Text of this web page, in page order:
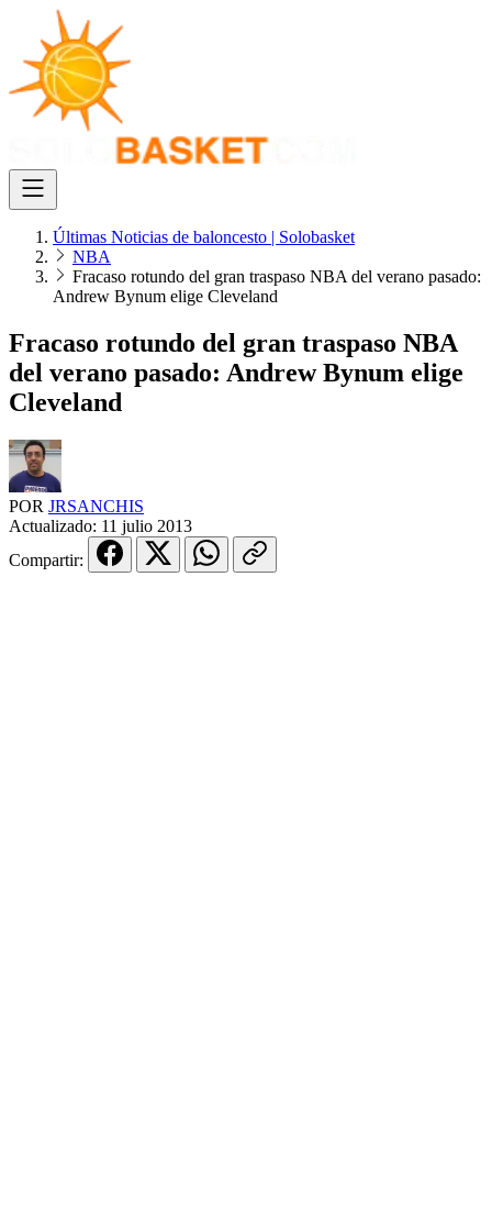
Últimas Noticias de baloncesto | Solobasket
NBA
Fracaso rotundo del gran traspaso NBA del verano pasado:
Andrew Bynum elige Cleveland
Fracaso rotundo del gran traspaso NBA
del verano pasado: Andrew Bynum elige
Cleveland
POR JRSANCHIS
Actualizado: 11 julio 2013
Compartir: